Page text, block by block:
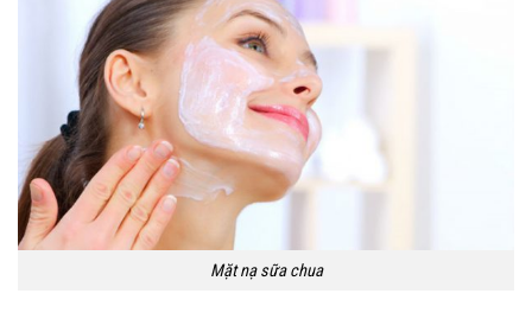
Mặt nạ sữa chua